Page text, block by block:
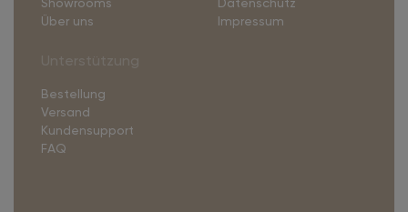
Über uns
Impressum
Bestellung
Versand
Kundensupport
FAQ